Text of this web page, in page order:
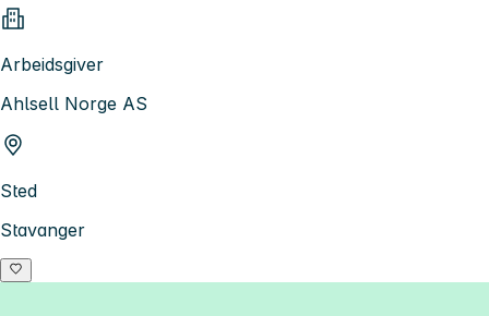
Arbeidsgiver
Ahlsell Norge AS
Sted
Stavanger